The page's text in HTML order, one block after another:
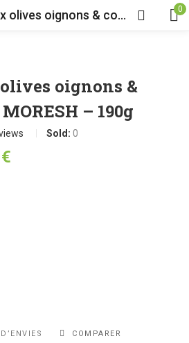
Cocktail mix olives oignons & cornichons – MORESH – 190g 0
oignons &
– 190g
Sold:0
€
COMPARER